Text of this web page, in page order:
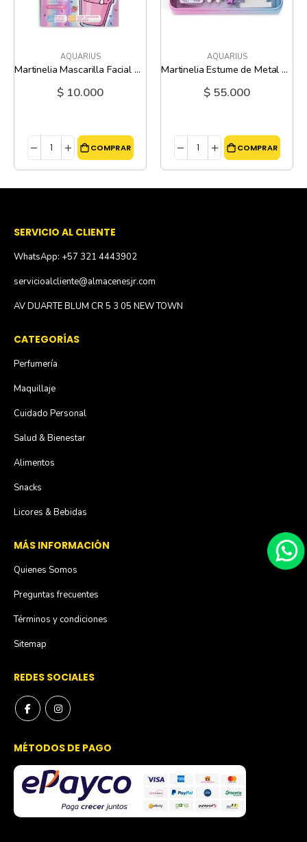
AQUARIUS
Martinelia Mascarilla Facial Hidratante Gatito
$ 10.000
COMPRAR
AQUARIUS
Martinelia Estume de Metal 3 Niveles Unicornio
$ 55.000
COMPRAR
SERVICIO AL CLIENTE
WhatsApp: +57 321 4443902
servicioalcliente@almacenesjr.com
AV DUARTE BLUM CR 5 3 05 NEW TOWN
CATEGORÍAS
Perfumería
Maquillaje
Cuidado Personal
Salud & Bienestar
Alimentos
Snacks
Licores & Bebidas
MÁS INFORMACIÓN
Quienes Somos
Preguntas frecuentes
Términos y condiciones
Sitemap
REDES SOCIALES
MÉTODOS DE PAGO